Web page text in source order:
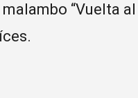
“Vuelta